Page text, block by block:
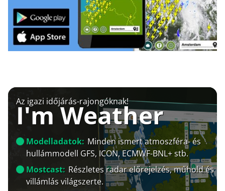
Az igazi időjárás-rajongóknak!
I'm Weather
Modelladatok: Minden ismert atmoszféra- és
hullámmodell GFS, ICON, ECMWF-BNL+ stb.
Mostcast: Részletes radar előrejelzés, műhold és
villámlás világszerte.